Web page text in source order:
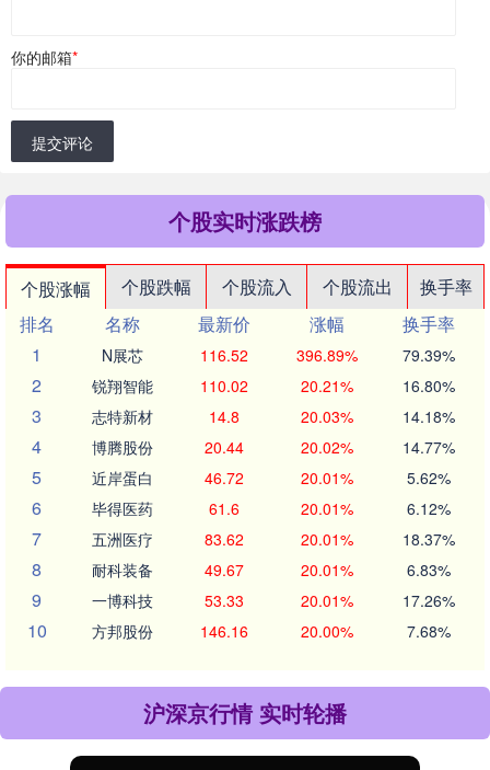
你的邮箱*
提交评论
个股实时涨跌榜
个股涨幅 个股跌幅 个股流入 个股流出
换手率
排名
名称 最新价 涨幅
换手率
1
N展芯 116.52 396.89% 79.39%
2 锐翔智能 110.02 20.21% 16.80%
3 志特新材 14.8 20.03% 14.18%
4 博腾股份 20.44 20.02% 14.77%
5 近岸蛋白 46.72 20.01% 5.62%
6 毕得医药 61.6 20.01% 6.12%
7 五洲医疗 83.62 20.01% 18.37%
8 耐科装备 49.67 20.01% 6.83%
9 一博科技 53.33 20.01% 17.26%
10 方邦股份 146.16 20.00% 7.68%
沪深京行情 实时轮播